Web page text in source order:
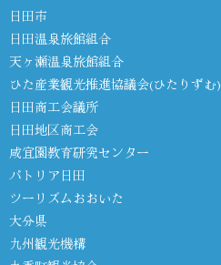
日田市
日田温泉旅館組合
天ヶ瀬温泉旅館組合
ひた産業観光推進協議会(ひたりずむ)
日田商工会議所
日田地区商工会
咸宜園教育研究センター
パトリア日田
ツーリズムおおいた
大分県
九州観光機構